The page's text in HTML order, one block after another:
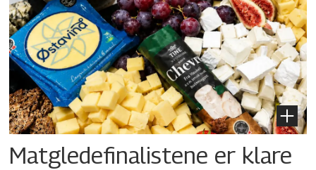
Matgledefinalistene er klare